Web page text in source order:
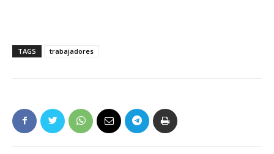
TAGS trabajadores